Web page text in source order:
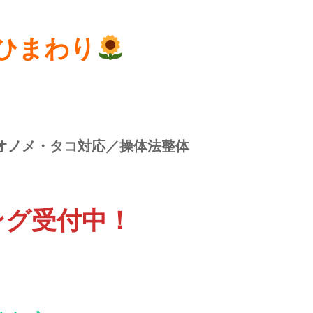
まわり
ノメ・タコ対応／操体法整体
受付中！